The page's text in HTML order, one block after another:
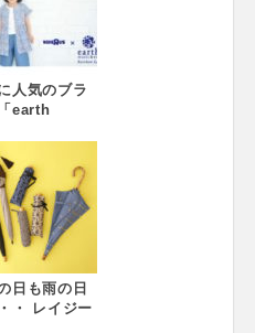
定発売
人気のブラ
earth
」とベビ
スのコラボ
ョンレーベ
Rainbow
」をベビーザ
定で展開開
ベビーザら
とオンライ
日も雨の日
・ レイジー